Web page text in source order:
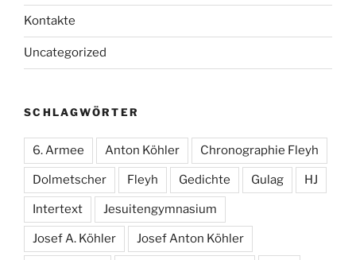
Kontakte
Uncategorized
SCHLAGWÖRTER
6. Armee Anton Köhler Chronographie Fleyh
Dolmetscher Fleyh Gedichte Gulag HJ
Intertext Jesuitengymnasium
Josef A. Köhler Josef Anton Köhler